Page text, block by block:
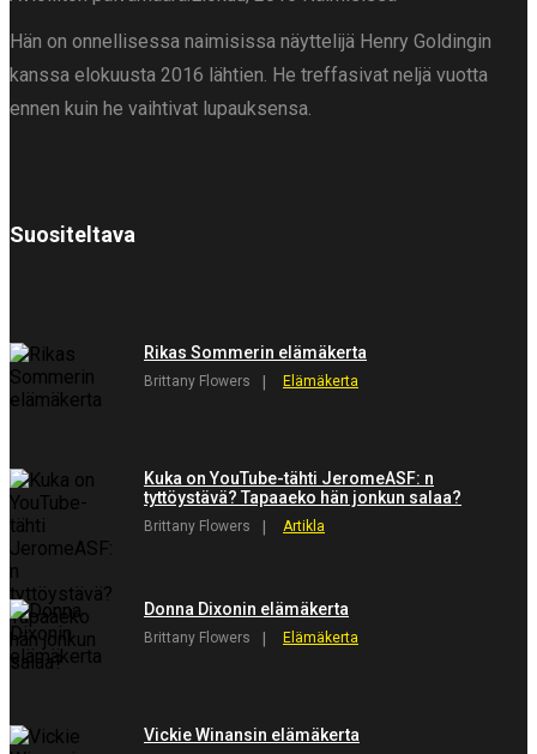
Hän on onnellisessa naimisissa näyttelijä Henry Goldingin
kanssa elokuusta 2016 lähtien. He treffasivat neljä vuotta
ennen kuin he vaihtivat lupauksensa.
Suositeltava
Rikas Sommerin elämäkerta
Brittany Flowers Elämäkerta
Kuka on YouTube-tähti JeromeASF: n
tyttöystävä? Tapaaeko hän jonkun salaa?
Brittany Flowers Artikla
Donna Dixonin elämäkerta
Brittany Flowers Elämäkerta
Vickie Winansin elämäkerta